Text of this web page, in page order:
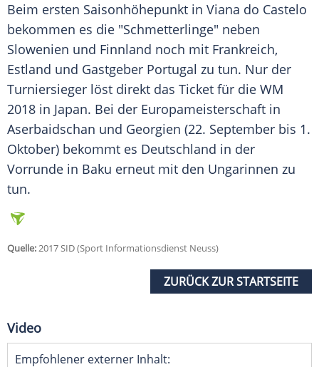
Beim ersten Saisonhöhepunkt in Viana do Castelo
bekommen es die "Schmetterlinge" neben
Slowenien und Finnland noch mit Frankreich,
Estland und Gastgeber Portugal zu tun. Nur der
Turniersieger löst direkt das Ticket für die WM
2018 in Japan. Bei der Europameisterschaft in
Aserbaidschan und Georgien (22. September bis 1.
Oktober) bekommt es Deutschland in der
Vorrunde in Baku erneut mit den Ungarinnen zu
tun.
Quelle:2017 SID (Sport Informationsdienst Neuss)
ZURÜCK ZUR STARTSEITE
Video
Empfohlener externer Inhalt: